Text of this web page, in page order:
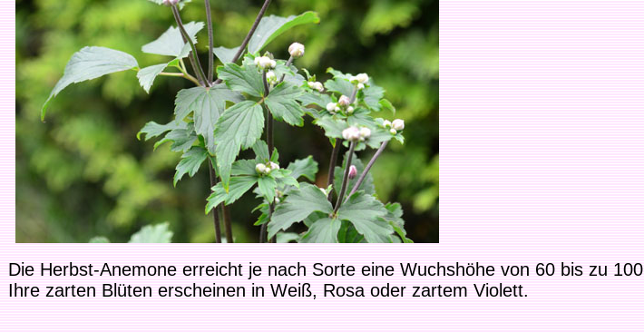
DieHerbst-Anemoneerreicht je nach Sorte eine Wuchshöhe von 60 bis zu 100
Ihre zarten Blüten erscheinen in Weiß, Rosa oder zartem Violett.